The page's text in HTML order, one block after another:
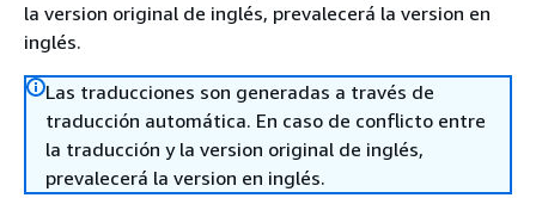
la version original de inglés, prevalecerá la version en
inglés.
Las traducciones son generadas a través de
traducción automática. En caso de conflicto entre
la traducción y la version original de inglés,
prevalecerá la version en inglés.